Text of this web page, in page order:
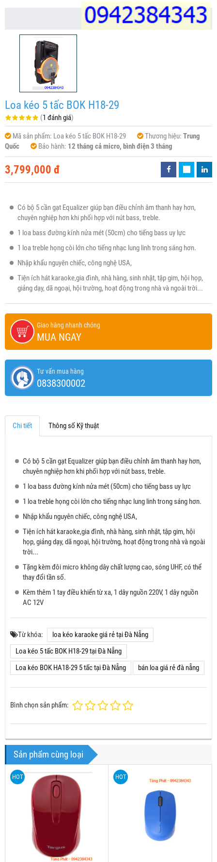
Loa kéo 5 tấc BOK H18-29
(1 đánh giá)
Mã sản phẩm: Loa kéo 5 tấc BOK H18-29 Thương hiệu: Trung
Quốc
Bảo hành: 12 tháng cả micro, bình điện 3 tháng
3,799,000 đ
Có bộ 5 cần gạt Equalizer giúp bạn điều chỉnh âm thanh hay hơn,
chuyên nghiệp hơn khi phối hợp với nút bass, treble.
1 loa bass đường kính nửa mét (50cm) cho tiếng bass uy lực
1 loa treble họng còi lớn cho tiếng nhạc lung linh trong sáng hơn.
Nhập khẩu nguyên chiếc, công nghệ USA,
Tiện ích hát karaoke,gia đình, nhà hàng, sinh nhật, tập gim, hội họp,
giảng dạy, dã ngoại, hội trường, hoạt động trong nhà và ngoài trời...
Giao hàng nhanh chóng
MUA NGAY
Tư vấn mua hàng
0838300002
Chi tiết Thông số Kỹ thuật
Có bộ 5 cần gạt Equalizer giúp bạn điều chỉnh âm thanh hay hơn,
chuyên nghiệp hơn khi phối hợp với nút bass, treble.
1 loa bass đường kính nửa mét (50cm) cho tiếng bass uy lực
1 loa treble họng còi lớn cho tiếng nhạc lung linh trong sáng hơn.
Nhập khẩu nguyên chiếc, công nghệ USA,
Tiện ích hát karaoke,gia đình, nhà hàng, sinh nhật, tập gim, hội
họp, giảng dạy, dã ngoại, hội trường, hoạt động trong nhà và ngoài
trời...
Tặng kèm đôi micro không dây chất lượng cao, sóng UHF, có thể
thay đổi tần số.
Kèm thêm 1 tay điều khiển từ xa, 1 dây nguồn 220V, 1 dây nguồn
AC 12V
Từ khóa:
loa kéo karaoke giá rẻ tại Đà Nẵng
Loa kéo 5 tấc BOK H18-29 tại Đà Nẵng
Loa kéo BOK HA18-29 5 tấc tại Đà Nẵng
bán loa giá rẻ đà nẵng
Bình chọn sản phẩm:
Sản phẩm cùng loại
HOT HOT